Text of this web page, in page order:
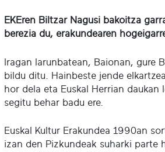
EKEren Biltzar Nagusi bakoitza
berezia du, erakundearen
Iragan larunbatean, Baionan, gure
bildu ditu. Hainbeste jende
hor dela eta Euskal Herrian
segitu behar badu ere.
Euskal Kultur Erakundea 1990an
izan den Pizkundeak suharki parte